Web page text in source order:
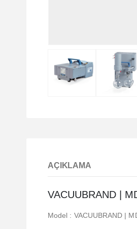
AÇIKLAMA
VACUUBRAND |
Model : VACUUBRAND |